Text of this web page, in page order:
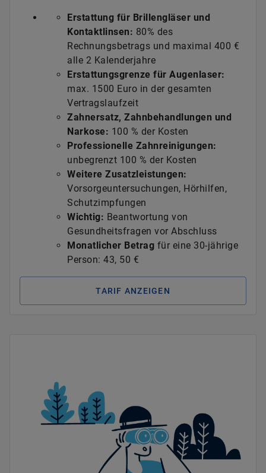
Erstattung für Brillengläser und
Kontaktlinsen: 80% des
Rechnungsbetrags und maximal 400 €
alle 2 Kalenderjahre
Erstattungsgrenze für Augenlaser:
max. 1500 Euro in der gesamten
Vertragslaufzeit
Zahnersatz, Zahnbehandlungen und
Narkose: 100 % der Kosten
Professionelle Zahnreinigungen:
unbegrenzt 100 % der Kosten
Weitere Zusatzleistungen:
Vorsorgeuntersuchungen, Hörhilfen,
Schutzimpfungen
Wichtig: Beantwortung von
Gesundheitsfragen vor Abschluss
Monatlicher Betrag für eine 30-jährige
Person: 43, 50 €
TARIF ANZEIGEN